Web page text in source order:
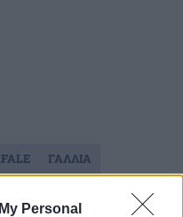
Personal
ΓΑΛΛΙΑ